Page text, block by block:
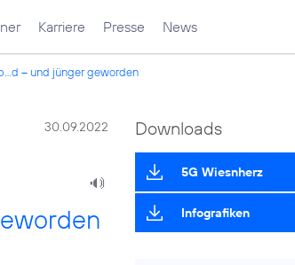
Karriere Presse News
– und jünger geworden
30.09.2022 Downloads
5G Wiesnherz
Infografiken